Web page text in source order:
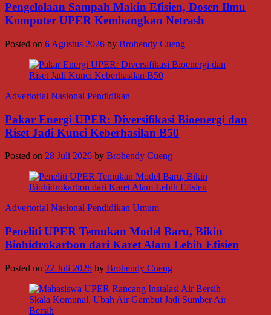
Pengelolaan Sampah Makin Efisien, Dosen Ilmu
Komputer UPER Kembangkan Netrash
Posted on 6 Agustus 2026 by Brohendy Cueng
Advertorial Nasional Pendidikan
Pakar Energi UPER: Diversifikasi Bioenergi dan
Riset Jadi Kunci Keberhasilan B50
Posted on 28 Juli 2026 by Brohendy Cueng
Advertorial Nasional Pendidikan Umum
Peneliti UPER Temukan Model Baru, Bikin
Biohidrokarbon dari Karet Alam Lebih Efisien
Posted on 22 Juli 2026 by Brohendy Cueng